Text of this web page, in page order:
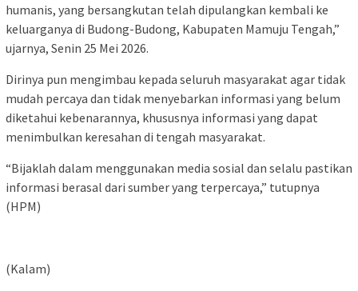
humanis, yang bersangkutan telah dipulangkan kembali ke
keluarganya di Budong-Budong, Kabupaten Mamuju Tengah,”
ujarnya, Senin 25 Mei 2026.
Dirinya pun mengimbau kepada seluruh masyarakat agar tidak
mudah percaya dan tidak menyebarkan informasi yang belum
diketahui kebenarannya, khususnya informasi yang dapat
menimbulkan keresahan di tengah masyarakat.
“Bijaklah dalam menggunakan media sosial dan selalu pastikan
informasi berasal dari sumber yang terpercaya,” tutupnya
(HPM)
(Kalam)